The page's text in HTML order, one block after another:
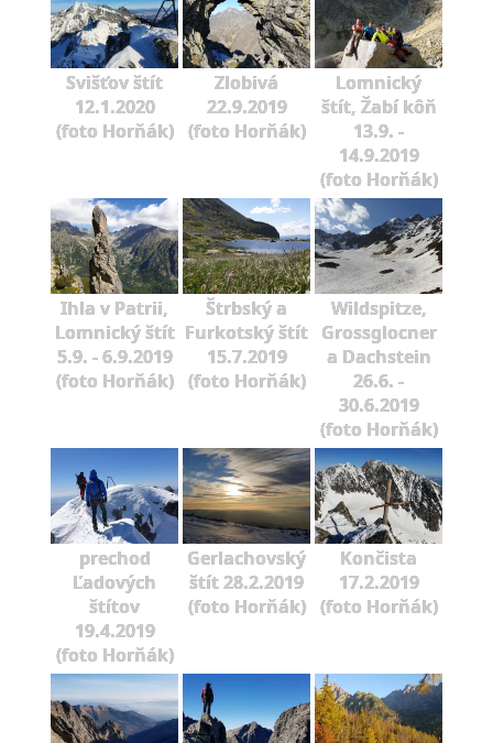
Svišťov štít
12.1.2020
(foto Horňák)
Zlobivá
22.9.2019
(foto Horňák)
Lomnický
štít, Žabí kôň
13.9. -
14.9.2019
(foto Horňák)
Ihla v Patrii,
Lomnický štít
5.9. - 6.9.2019
(foto Horňák)
Štrbský a
Furkotský štít
15.7.2019
(foto Horňák)
Wildspitze,
Grossglocner
a Dachstein
26.6. -
30.6.2019
(foto Horňák)
prechod
Ľadových
štítov
19.4.2019
(foto Horňák)
Gerlachovský
štít 28.2.2019
(foto Horňák)
Končista
17.2.2019
(foto Horňák)